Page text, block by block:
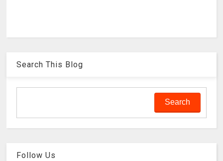
Search This Blog
Follow Us